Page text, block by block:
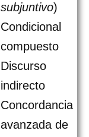
subjuntivo)
Condicional
compuesto
Discurso
indirecto
Concordancia
avanzada de